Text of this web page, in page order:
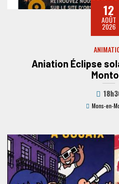
12
AOÛT
2026
Aniation Éclipse
Mons-en-